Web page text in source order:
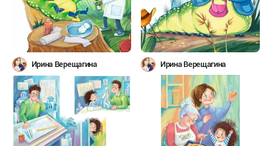
Ирина Верещагина Ирина Верещагина